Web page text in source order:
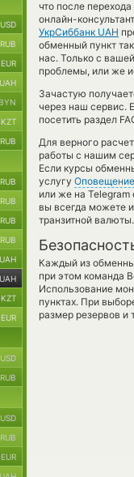
что после
онлайн-
УкрСиббанк UAH
обменный пункт
нас. Только с
проблемы, или же
Зачастую
через наш сервис.
посетить раздел
Для верного
работы с нашим
Если курсы
услугу Оповещение
или же на Telegram
вы всегда можете
транзитной валюты.
Каждый из
при этом команда
Использование
пунктах. При
размер резервов и
USD
RUB
EUR
UAH
BYN
KZT
RUB
RUB
RUB
RUB
RUB
UAH
UAH
KZT
EUR
USD
RUB
USD
RUB
EUR